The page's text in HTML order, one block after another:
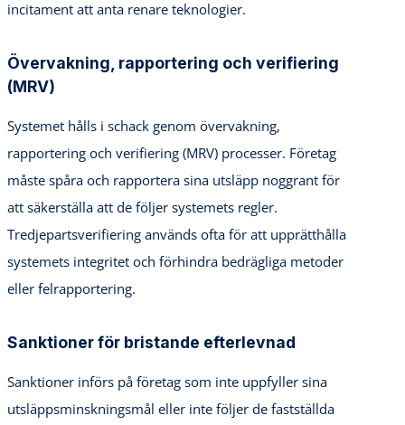
incitament att anta renare teknologier.
Övervakning, rapportering och verifiering
(MRV)
Systemet hålls i schack genom övervakning,
rapportering och verifiering (MRV) processer. Företag
måste spåra och rapportera sina utsläpp noggrant för
att säkerställa att de följer systemets regler.
Tredjepartsverifiering används ofta för att upprätthålla
systemets integritet och förhindra bedrägliga metoder
eller felrapportering.
Sanktioner för bristande efterlevnad
Sanktioner införs på företag som inte uppfyller sina
utsläppsminskningsmål eller inte följer de fastställda